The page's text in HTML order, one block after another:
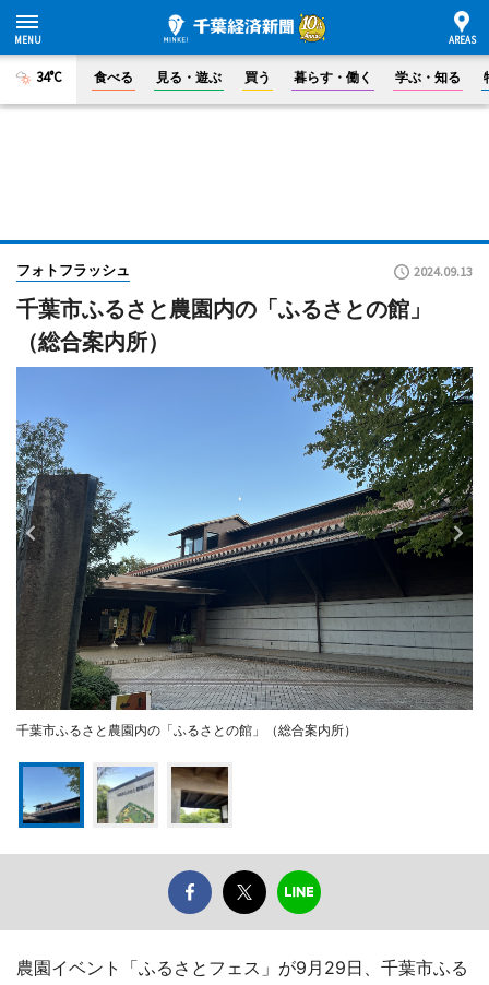
34°C 食べる 見る・遊ぶ 買う 暮らす・働く 学ぶ・知る
フォトフラッシュ 2024.09.13
千葉市ふるさと農園内の「ふるさとの館」
（総合案内所）
千葉市ふるさと農園内の「ふるさとの館」（総合案内所）
農園イベント「ふるさとフェス」が9月29日、千葉市ふる